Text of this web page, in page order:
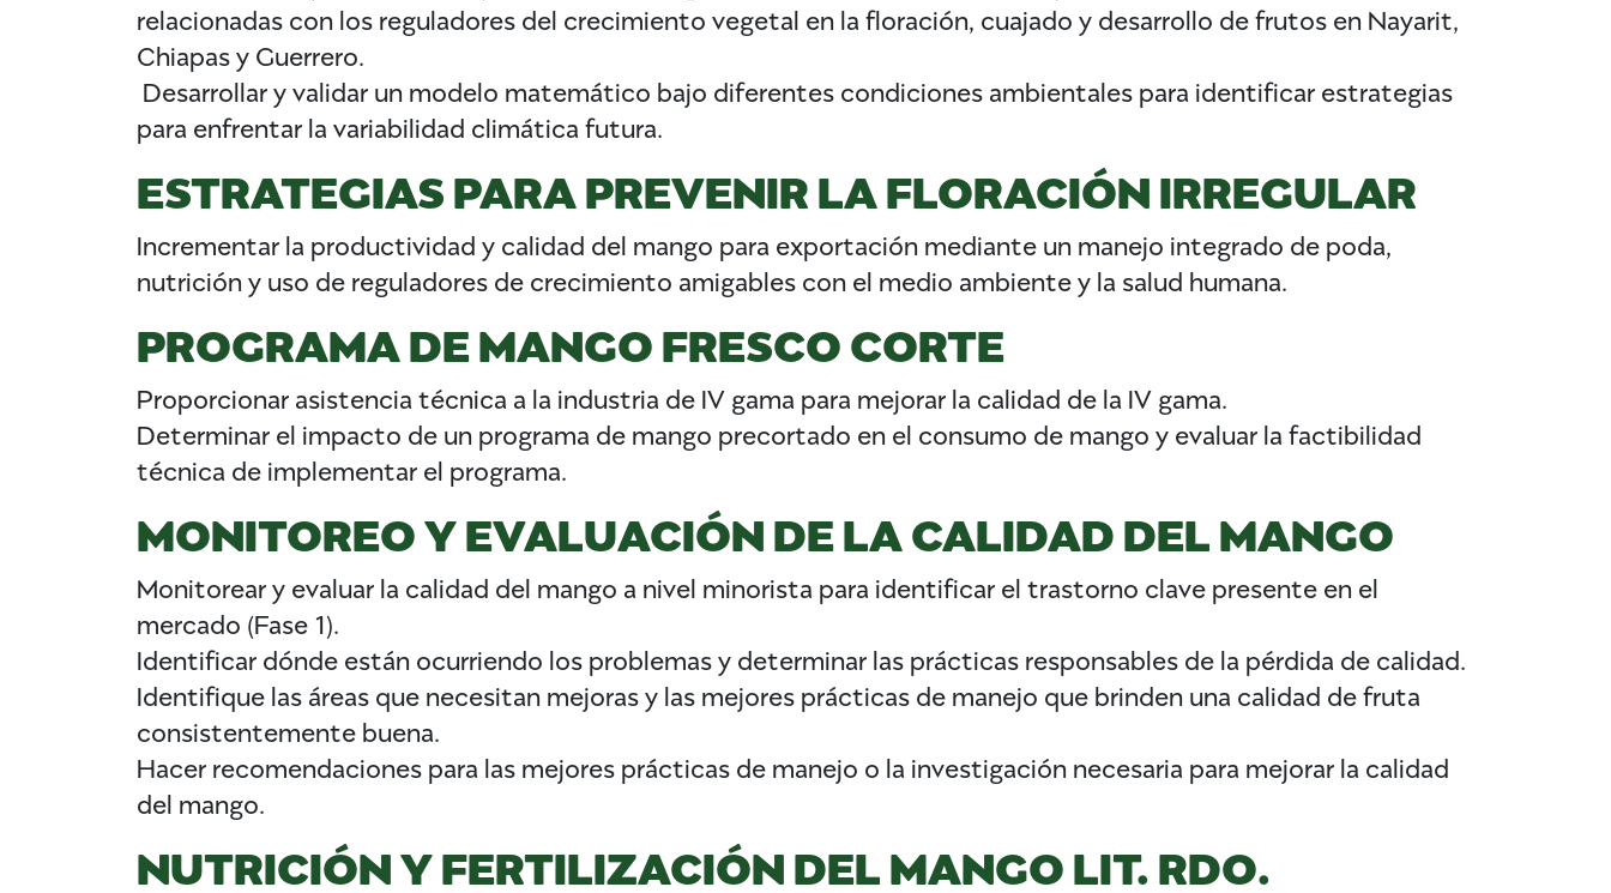
relacionadas con los reguladores del crecimiento vegetal en la floración, cuajado y desarrollo de frutos en Nayarit,
Chiapas y Guerrero.
​ Desarrollar y validar un modelo matemático bajo diferentes condiciones ambientales para identificar estrategias
para enfrentar la variabilidad climática futura.
ESTRATEGIAS PARA PREVENIR LA FLORACIÓN IRREGULAR
Incrementar la productividad y calidad del mango para exportación mediante un manejo integrado de poda,
nutrición y uso de reguladores de crecimiento amigables con el medio ambiente y la salud humana.
PROGRAMA DE MANGO FRESCO CORTE
Proporcionar asistencia técnica a la industria de IV gama para mejorar la calidad de la IV gama.
Determinar el impacto de un programa de mango precortado en el consumo de mango y evaluar la factibilidad
técnica de implementar el programa.
MONITOREO Y EVALUACIÓN DE LA CALIDAD DEL MANGO
Monitorear y evaluar la calidad del mango a nivel minorista para identificar el trastorno clave presente en el
mercado (Fase 1).
Identificar dónde están ocurriendo los problemas y determinar las prácticas responsables de la pérdida de calidad.
Identifique las áreas que necesitan mejoras y las mejores prácticas de manejo que brinden una calidad de fruta
consistentemente buena.
Hacer recomendaciones para las mejores prácticas de manejo o la investigación necesaria para mejorar la calidad
del mango.
NUTRICIÓN Y FERTILIZACIÓN DEL MANGO LIT. RDO.